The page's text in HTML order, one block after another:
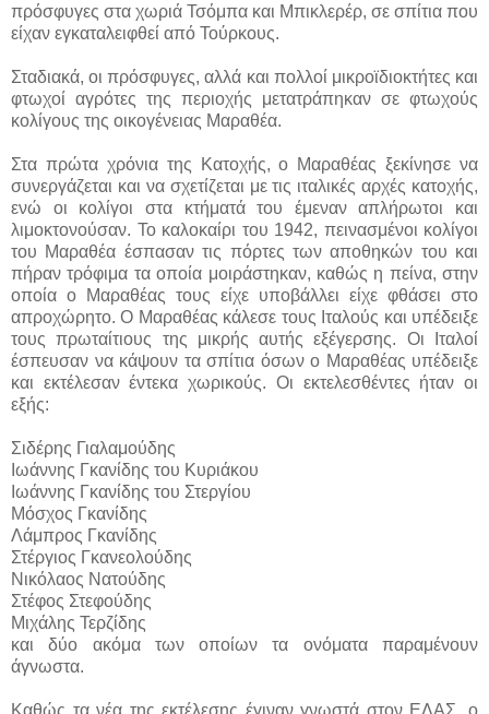
πρόσφυγες στα χωριά Τσόμπα και Μπικλερέρ, σε σπίτια που
είχαν εγκαταλειφθεί από Τούρκους.
Σταδιακά, οι πρόσφυγες, αλλά και πολλοί μικροϊδιοκτήτες και
φτωχοί αγρότες της περιοχής μετατράπηκαν σε φτωχούς
κολίγους της οικογένειας Μαραθέα.
Στα πρώτα χρόνια της Κατοχής, ο Μαραθέας ξεκίνησε να
συνεργάζεται και να σχετίζεται με τις ιταλικές αρχές κατοχής,
ενώ οι κολίγοι στα κτήματά του έμεναν απλήρωτοι και
λιμοκτονούσαν. Το καλοκαίρι του 1942, πεινασμένοι κολίγοι
του Μαραθέα έσπασαν τις πόρτες των αποθηκών του και
πήραν τρόφιμα τα οποία μοιράστηκαν, καθώς η πείνα, στην
οποία ο Μαραθέας τους είχε υποβάλλει είχε φθάσει στο
απροχώρητο. Ο Μαραθέας κάλεσε τους Ιταλούς και υπέδειξε
τους πρωταίτιους της μικρής αυτής εξέγερσης. Οι Ιταλοί
έσπευσαν να κάψουν τα σπίτια όσων ο Μαραθέας υπέδειξε
και εκτέλεσαν έντεκα χωρικούς. Οι εκτελεσθέντες ήταν οι
εξής:
Σιδέρης Γιαλαμούδης
Ιωάννης Γκανίδης του Κυριάκου
Ιωάννης Γκανίδης του Στεργίου
Μόσχος Γκανίδης
Λάμπρος Γκανίδης
Στέργιος Γκανεολούδης
Νικόλαος Νατούδης
Στέφος Στεφούδης
Μιχάλης Τερζίδης
και δύο ακόμα των οποίων τα ονόματα παραμένουν
άγνωστα.
Καθώς τα νέα της εκτέλεσης έγιναν γνωστά στον ΕΛΑΣ, ο